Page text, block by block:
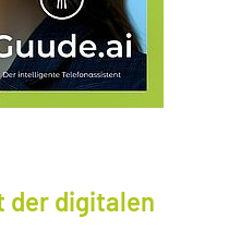
der digitalen